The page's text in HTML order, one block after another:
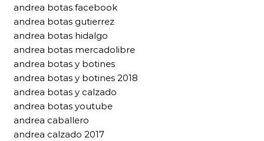
andrea botas facebook
andrea botas gutierrez
andrea botas hidalgo
andrea botas mercadolibre
andrea botas y botines
andrea botas y botines 2018
andrea botas y calzado
andrea botas youtube
andrea caballero
andrea calzado 2017